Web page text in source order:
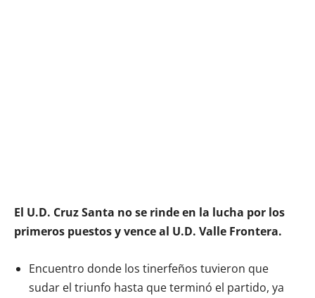
El U.D. Cruz Santa no se rinde en la lucha por los
primeros puestos y vence al U.D. Valle Frontera.
Encuentro donde los tinerfeños tuvieron que
sudar el triunfo hasta que terminó el partido, ya